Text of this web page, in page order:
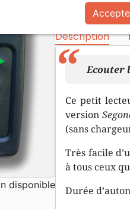
Référence
Editeur
Description
Ecouter
Ce petit
version
(sans
Très facile
à tous ceux
Durée
disponible